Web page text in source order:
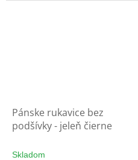
Pánske rukavice bez
podšívky - jeleň čierne
Skladom